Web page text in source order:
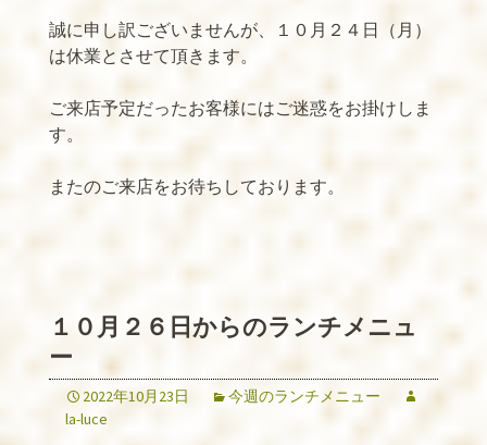
誠に申し訳ございませんが、１０月２４日（月）
は休業とさせて頂きます。
ご来店予定だったお客様にはご迷惑をお掛けしま
す。
またのご来店をお待ちしております。
１０月２６日からのランチメニュ
ー
2022年10月23日
今週のランチメニュー
la-luce